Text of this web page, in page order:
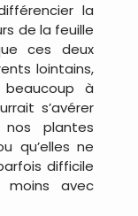
la
de la feuille
ces deux
lointains,
à
s’avérer
plantes
qu’elles ne
difficile
moins avec